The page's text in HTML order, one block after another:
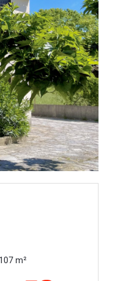
Villa 4 pièce(s) 3 chambre(s) 107 m²